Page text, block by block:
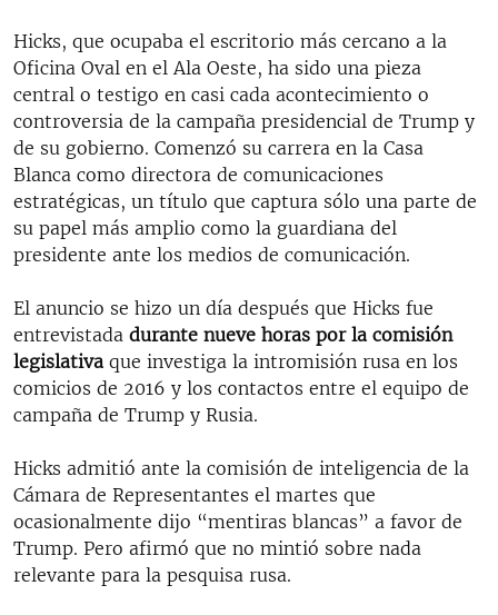
Hicks, que ocupaba el escritorio más cercano a la
Oficina Oval en el Ala Oeste, ha sido una pieza
central o testigo en casi cada acontecimiento o
controversia de la campaña presidencial de Trump y
de su gobierno. Comenzó su carrera en la Casa
Blanca como directora de comunicaciones
estratégicas, un título que captura sólo una parte de
su papel más amplio como la guardiana del
presidente ante los medios de comunicación.
El anuncio se hizo un día después que Hicks fue
entrevistada durante nueve horas por la comisión
legislativa que investiga la intromisión rusa en los
comicios de 2016 y los contactos entre el equipo de
campaña de Trump y Rusia.
Hicks admitió ante la comisión de inteligencia de la
Cámara de Representantes el martes que
ocasionalmente dijo “mentiras blancas” a favor de
Trump. Pero afirmó que no mintió sobre nada
relevante para la pesquisa rusa.